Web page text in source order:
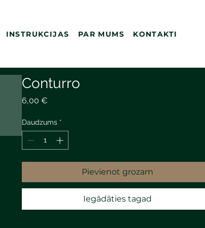
INSTRUKCIJAS PAR MUMS KONTAKTI
Conturro
6,00 €
Daudzums *
Pievienot grozam
Iegādāties tagad